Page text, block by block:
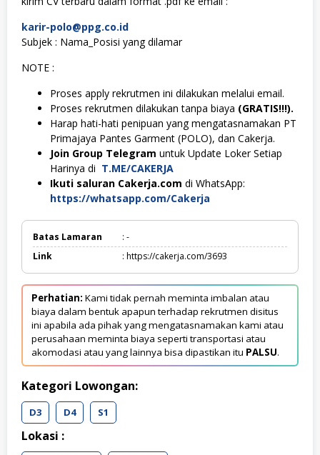
karir-polo@ppg.co.id
Subjek : Nama_Posisi yang dilamar
NOTE :
Proses apply rekrutmen ini dilakukan melalui email.
Proses rekrutmen dilakukan tanpa biaya (GRATIS!!!).
Harap hati-hati penipuan yang mengatasnamakan PT
Primajaya Pantes Garment (POLO), dan Cakerja.
Join Group Telegram untuk Update Loker Setiap
Harinya di T.ME/CAKERJA
Ikuti saluran Cakerja.com di WhatsApp:
https://whatsapp.com/Cakerja
Batas Lamaran
: -
Link
: https://cakerja.com/3693
Perhatian: Kami tidak pernah meminta imbalan atau
biaya dalam bentuk apapun terhadap rekrutmen disitus
ini apabila ada pihak yang mengatasnamakan kami atau
perusahaan meminta biaya seperti transportasi atau
akomodasi atau yang lainnya bisa dipastikan itu PALSU.
Kategori Lowongan:
D3 D4 S1
Lokasi :